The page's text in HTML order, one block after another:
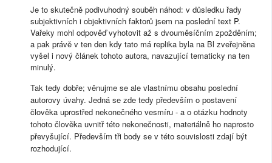
Je to skutečně podivuhodný souběh náhod: v důsledku řady
subjektivních i objektivních faktorů jsem na poslední text P.
Vařeky mohl odpověď vyhotovit až s dvouměsíčním zpožděním;
a pak právě v ten den kdy tato má replika byla na Bl zveřejněna
vyšel i nový článek tohoto autora, navazující tematicky na ten
minulý.
Tak tedy dobře; věnujme se ale vlastnímu obsahu poslední
autorovy úvahy. Jedná se zde tedy především o postavení
člověka uprostřed nekonečného vesmíru - a o otázku hodnoty
tohoto člověka uvnitř této nekonečnosti, materiálně ho naprosto
převyšující. Především tři body se v této souvislosti zdají být
rozhodující.